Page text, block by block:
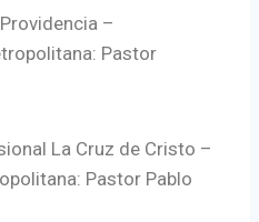
–
Pastor
La Cruz de Cristo –
Pastor Pablo